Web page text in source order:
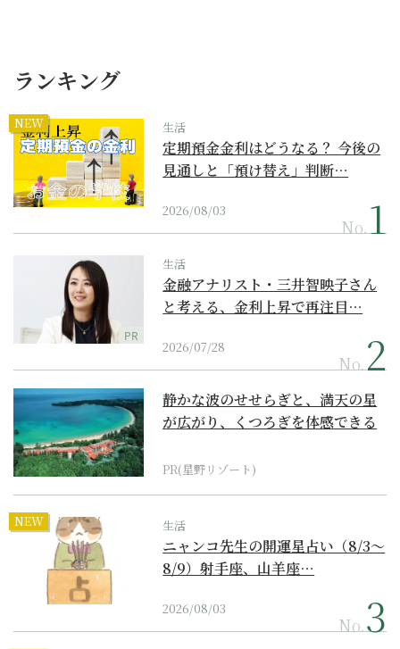
ランキング
NEW 生活
定期預金金利はどうなる？ 今後の
見通しと「預け替え」判断…
2026/08/03
No.
PR
生活
金融アナリスト・三井智映子さん
と考える、金利上昇で再注目…
2026/07/28
No.
静かな波のせせらぎと、満天の星
が広がり、くつろぎを体感できる
PR(星野リゾート)
NEW 生活
ニャンコ先生の開運星占い（8/3～
8/9）射手座、山羊座…
2026/08/03
No.